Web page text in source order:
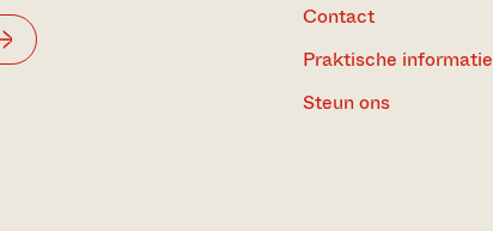
Contact
Praktische informatie
Steun ons